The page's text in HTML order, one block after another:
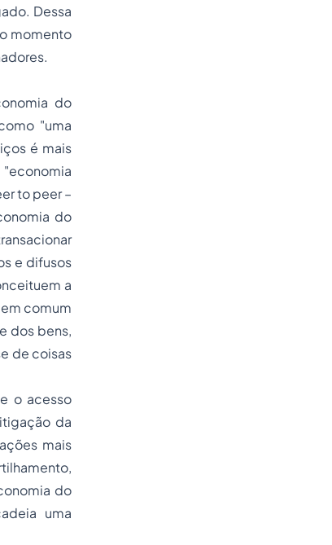
Dessa
momento
do
"uma
é mais
to peer –
do
e difusos
a
comum
dos bens,
de coisas
o acesso
da
mais
do
uma